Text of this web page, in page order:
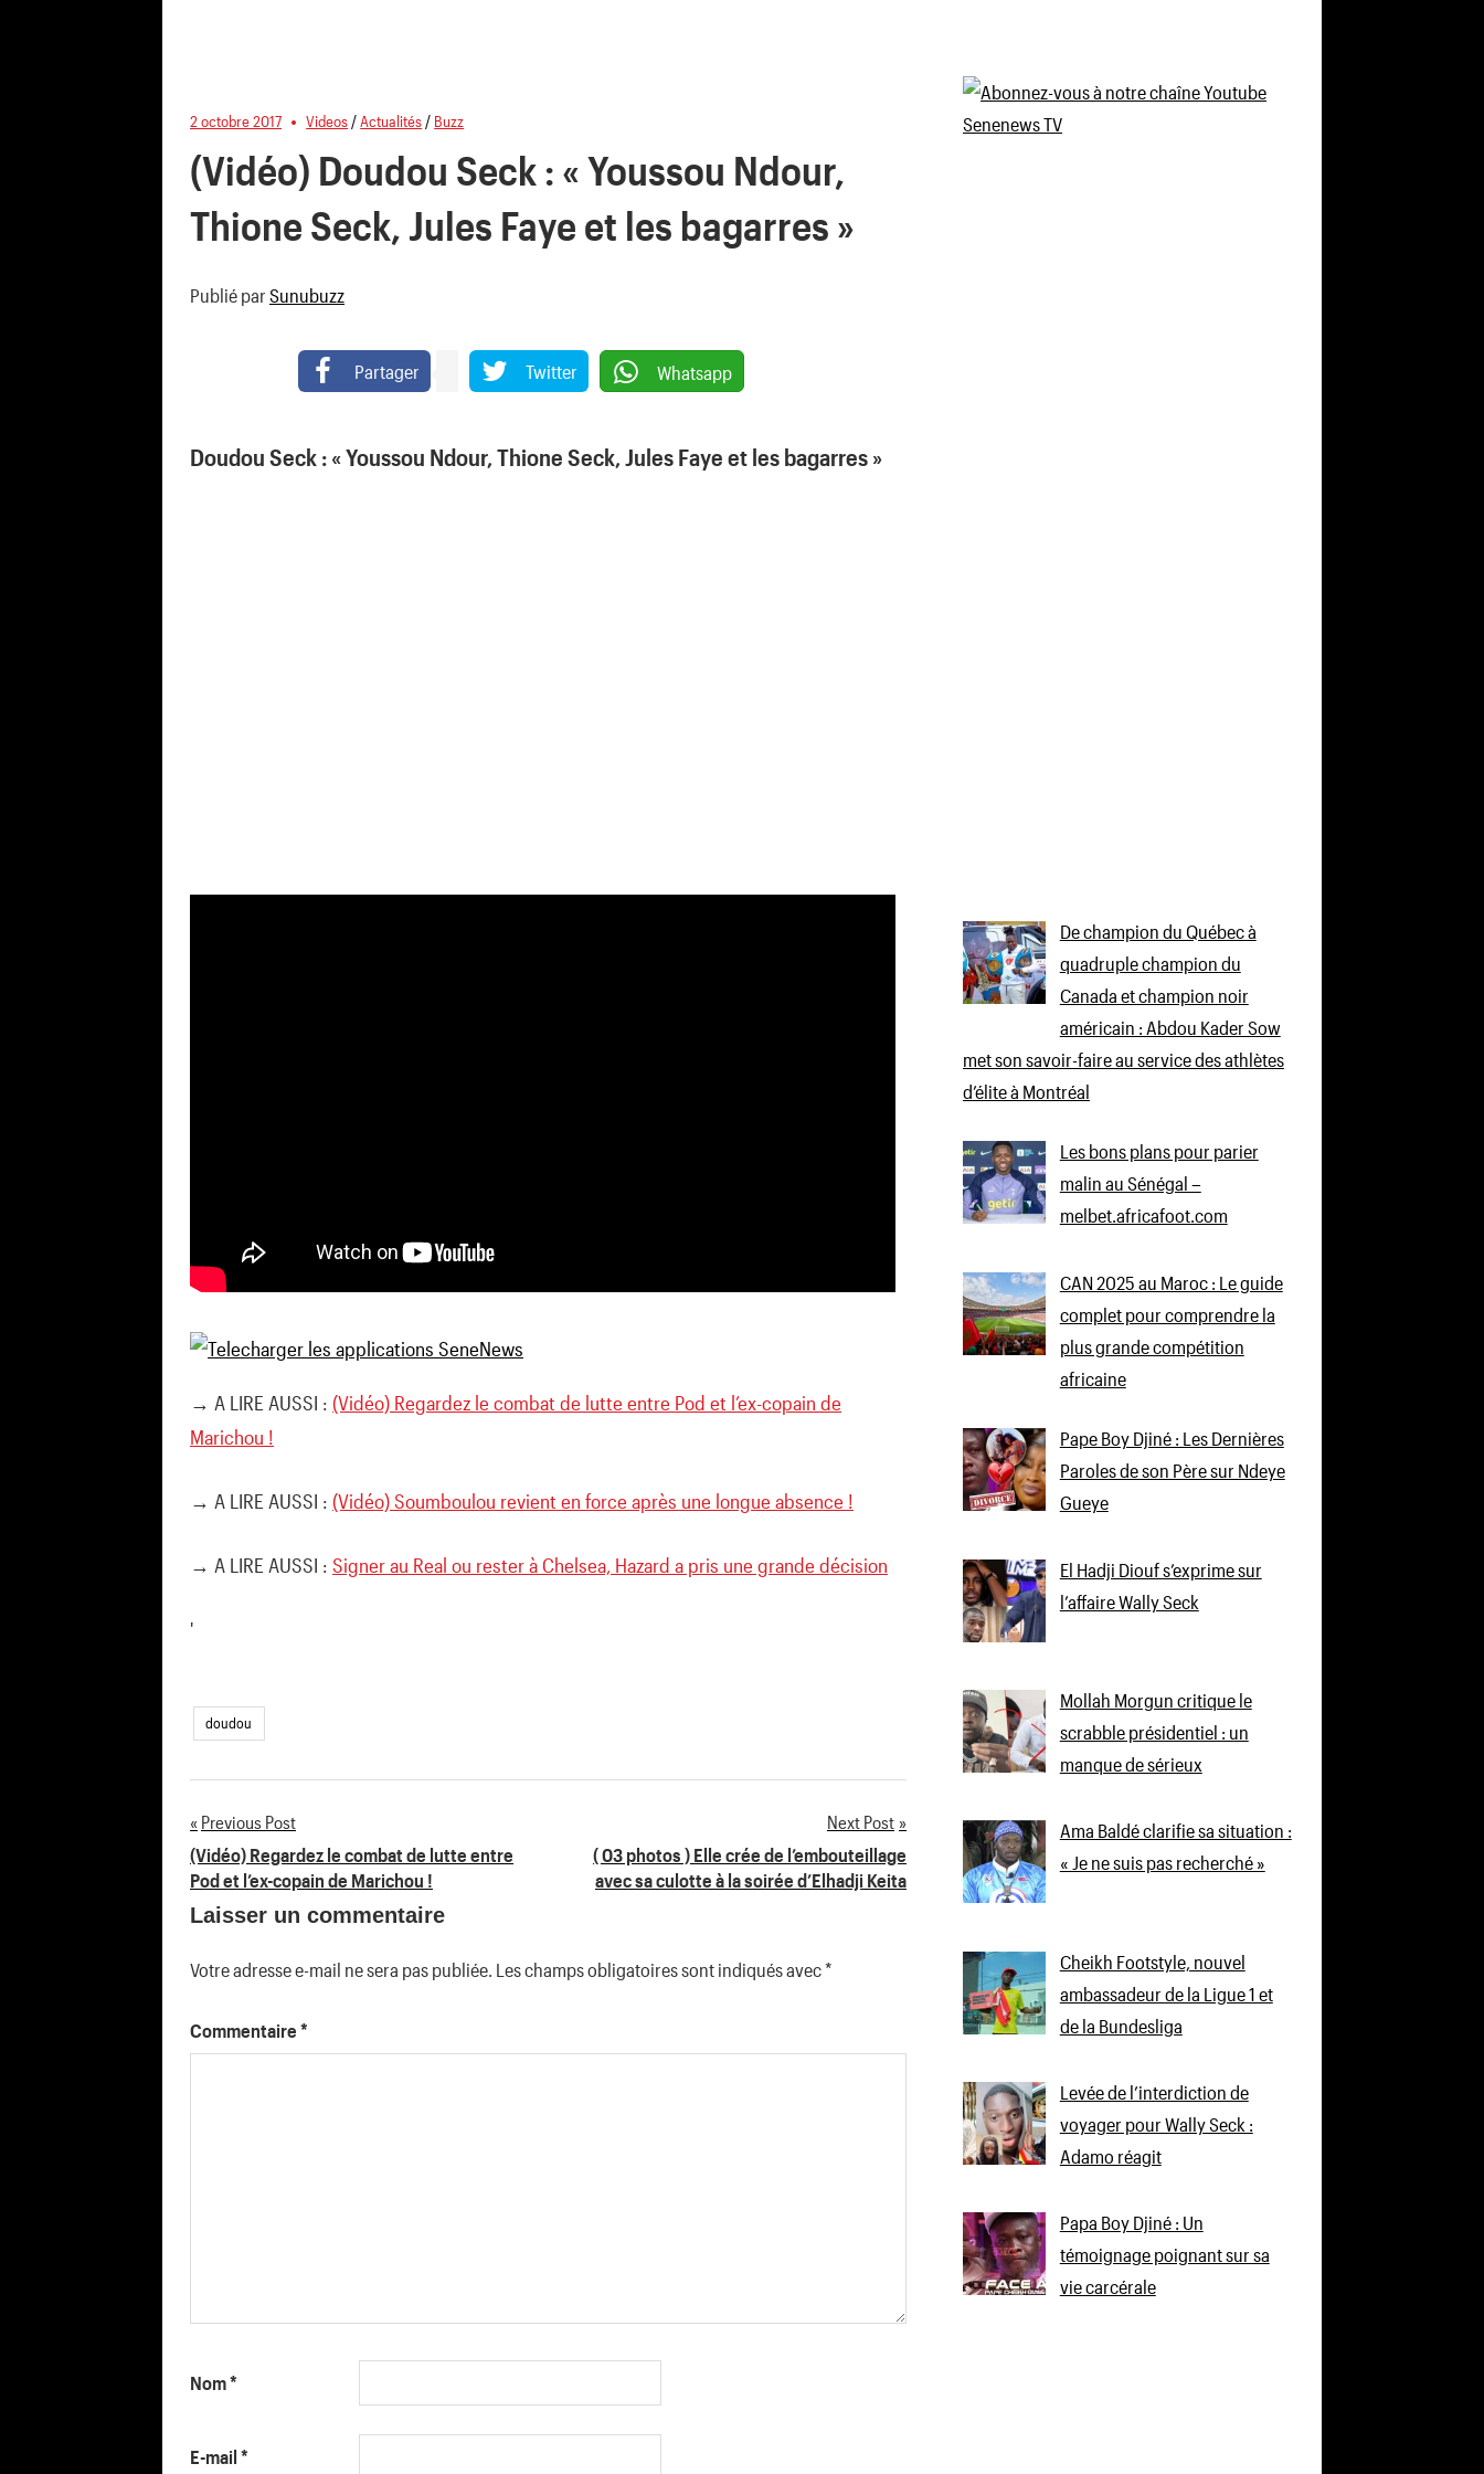
2 octobre 2017 Videos /Actualités / Buzz
(Vidéo) Doudou Seck : « Youssou Ndour,
Thione Seck, Jules Faye et les bagarres »
Publié par Sunubuzz
Partager Twitter Whatsapp
Doudou Seck : « Youssou Ndour, Thione Seck, Jules Faye et les bagarres »
→ A LIRE AUSSI : (Vidéo) Regardez le combat de lutte entre Pod et l’ex-copain de
Marichou !
→ A LIRE AUSSI : (Vidéo) Soumboulou revient en force après une longue absence !
→ A LIRE AUSSI : Signer au Real ou rester à Chelsea, Hazard a pris une grande décision
'
doudou
Navigation
de
Previous Post
(Vidéo) Regardez le combat de lutte entre
Pod et l’ex-copain de Marichou !
Next Post
( 03 photos ) Elle crée de l’embouteillage
avec sa culotte à la soirée d’Elhadji Keita
Laisser un commentaire
Votre adresse e-mail ne sera pas publiée. Les champs obligatoires sont indiqués avec*
Commentaire *
Nom*
E-mail *
De champion du Québec à
quadruple champion du
Canada et champion noir
américain : Abdou Kader Sow
met son savoir-faire au service des athlètes
d’élite à Montréal
Les bons plans pour parier
malin au Sénégal –
melbet.africafoot.com
CAN 2025 au Maroc : Le guide
complet pour comprendre la
plus grande compétition
africaine
Pape Boy Djiné : Les Dernières
Paroles de son Père sur Ndeye
Gueye
El Hadji Diouf s’exprime sur
l’affaire Wally Seck
Mollah Morgun critique le
scrabble présidentiel : un
manque de sérieux
Ama Baldé clarifie sa situation :
« Je ne suis pas recherché »
Cheikh Footstyle, nouvel
ambassadeur de la Ligue 1 et
de la Bundesliga
Levée de l’interdiction de
voyager pour Wally Seck :
Adamo réagit
Papa Boy Djiné : Un
témoignage poignant sur sa
vie carcérale